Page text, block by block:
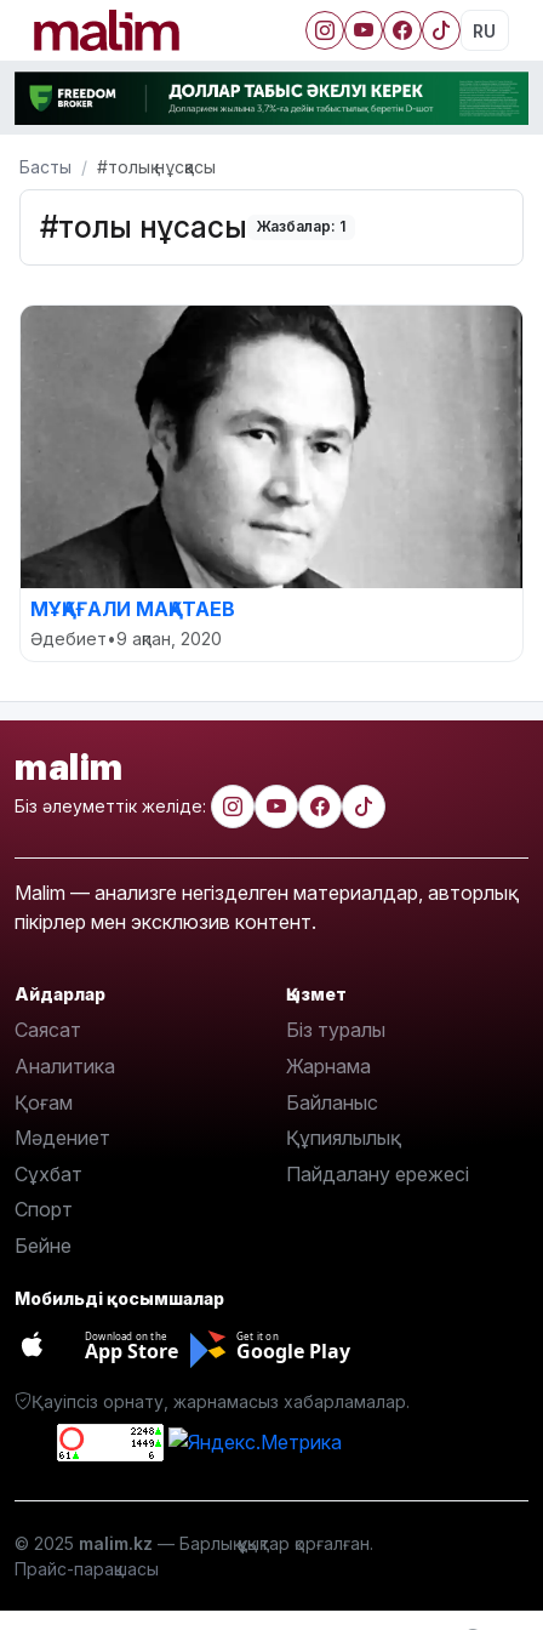
RU
Басты #толық нұсқасы
#толық нұсқасы Жазбалар: 1
МҰҚАҒАЛИ МАҚАТАЕВ
Әдебиет•9 ақпан, 2020
malim
Біз әлеуметтік желіде:
Malim — анализге негізделген материалдар, авторлық
пікірлер мен эксклюзив контент.
Айдарлар
Саясат
Аналитика
Қоғам
Мәдениет
Сұхбат
Спорт
Бейне
Қызмет
Біз туралы
Жарнама
Байланыс
Құпиялылық
Пайдалану ережесі
Мобильді қосымшалар
Download on the
App Store
Get it on
Google Play
Қауіпсіз орнату, жарнамасыз хабарламалар.
© 2025 malim.kz — Барлық құқықтар қорғалған.
Прайс-парақшасы